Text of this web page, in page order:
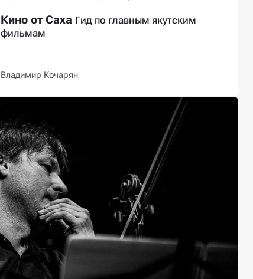
Кино от Саха Гид по главным якутским
фильмам
Владимир Кочарян